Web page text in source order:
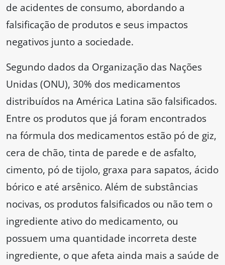
de acidentes de consumo, abordando a
falsificação de produtos e seus impactos
negativos junto a sociedade.
Segundo dados da Organização das Nações
Unidas (ONU), 30% dos medicamentos
distribuídos na América Latina são falsificados.
Entre os produtos que já foram encontrados
na fórmula dos medicamentos estão pó de giz,
cera de chão, tinta de parede e de asfalto,
cimento, pó de tijolo, graxa para sapatos, ácido
bórico e até arsênico. Além de substâncias
nocivas, os produtos falsificados ou não tem o
ingrediente ativo do medicamento, ou
possuem uma quantidade incorreta deste
ingrediente, o que afeta ainda mais a saúde de